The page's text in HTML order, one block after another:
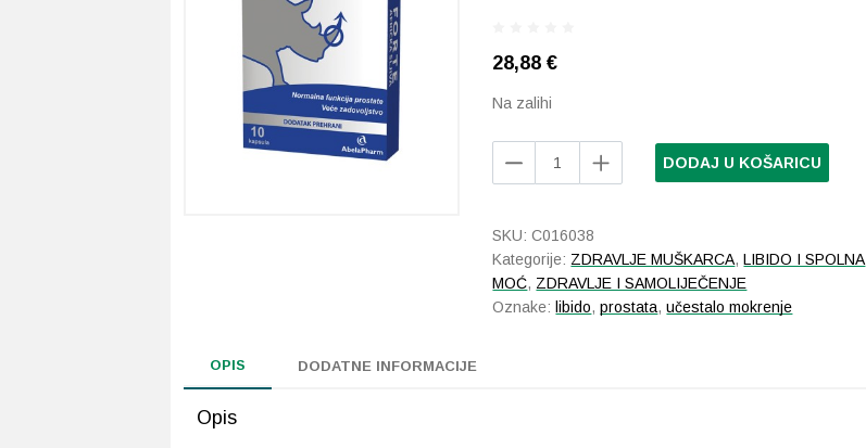
28,88€
Na zalihi
kapsula
količina
DODAJ U KOŠARICU
SKU:C016038
Kategorije: ZDRAVLJE MUŠKARCA,LIBIDO I SPOLNA
MOĆ, ZDRAVLJE I SAMOLIJEČENJE
Oznake: libido,prostata,učestalo mokrenje
OPIS DODATNE INFORMACIJE
Opis